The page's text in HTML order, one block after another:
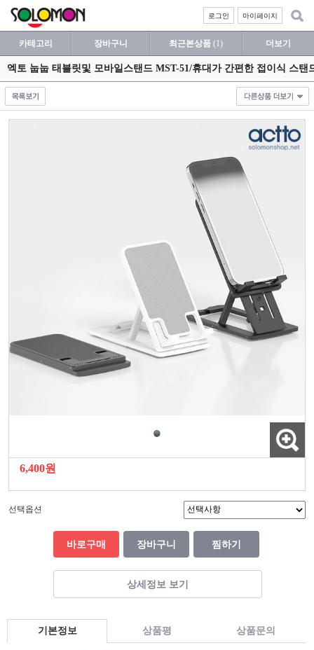
마이페이지
로그인
카테고리 장바구니 최근본상품 (1) 더보기
엑토 눕눕 태블릿및 모바일스탠드 MST-51/휴대가 간편한 접이식 스탠
6,400원
선택옵션
바로구매 장바구니 찜하기
상세정보 보기
기본정보 상품평 상품문의